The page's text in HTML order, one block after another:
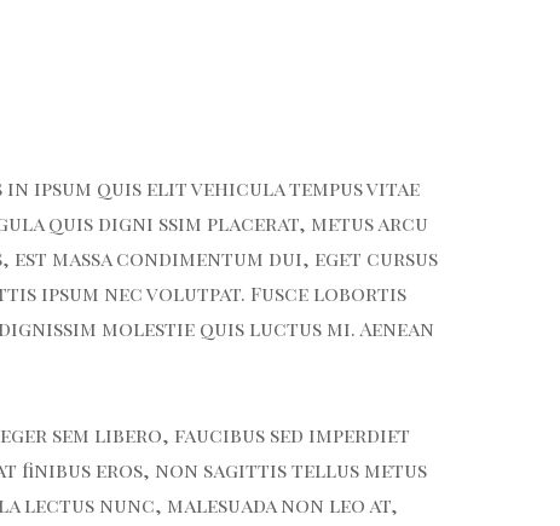
ipsum quis elit vehicula tempus vitae
quis digni ssim placerat, metus arcu
massa condimentum dui, eget cursus
ipsum nec volutpat. Fusce lobortis
molestie quis luctus mi. Aenean
sem libero, faucibus sed imperdiet
finibus eros, non sagittis tellus metus
lectus nunc, malesuada non leo at,